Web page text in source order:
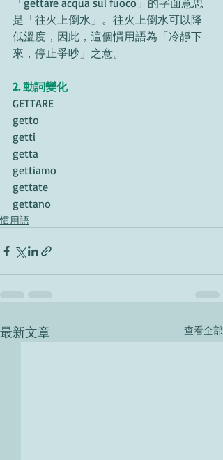
「gettare acqua sul fuoco」的字面意思
是「往火上倒水」。往火上倒水可以降
低溫度，因此，這個慣用語為「冷靜下
來，停止爭吵」之意。
2. 動詞變化
GETTARE
getto
getti
getta
gettiamo
gettate
gettano
慣用語
最新文章 查看全部